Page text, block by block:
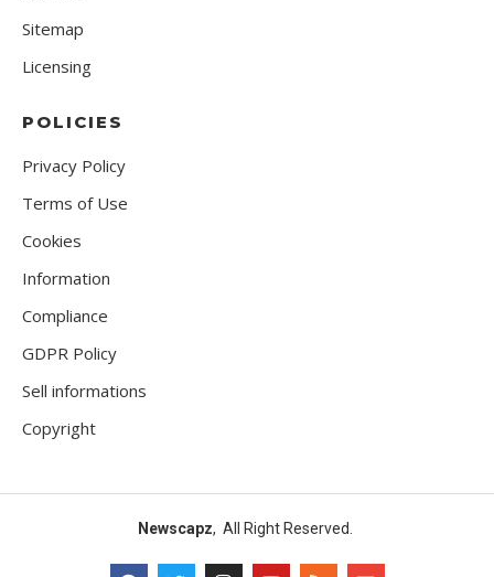
Sitemap
Licensing
POLICIES
Privacy Policy
Terms of Use
Cookies
Information
Compliance
GDPR Policy
Sell informations
Copyright
Newscapz, All Right Reserved.